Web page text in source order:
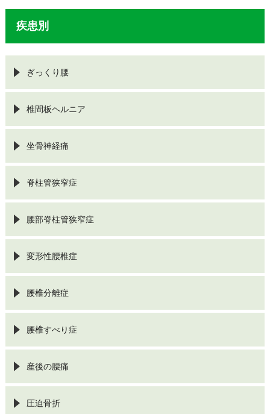
疾患別
ぎっくり腰
椎間板ヘルニア
坐骨神経痛
脊柱管狭窄症
腰部脊柱管狭窄症
変形性腰椎症
腰椎分離症
腰椎すべり症
産後の腰痛
圧迫骨折